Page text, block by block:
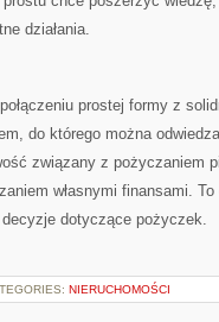
działania.
prostej formy z
do którego można
związany z pożyczaniem
własnymi finansami.
decyzje dotyczące pożyczek.
NIERUCHOMOŚCI